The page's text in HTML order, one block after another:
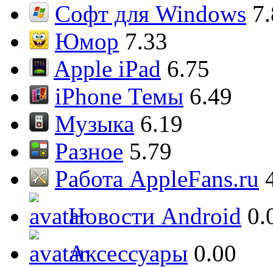
Софт для Windows
Юмор 7.33
Apple iPad 6.75
iPhone Темы 6.49
Музыка 6.19
Разное 5.79
Работа AppleFans.ru
Новости Android
Аксессуары 0.00